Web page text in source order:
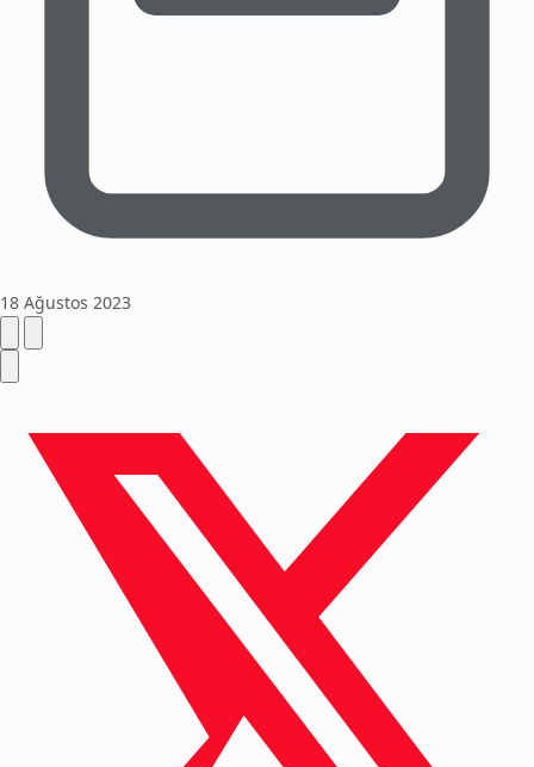
18 Ağustos 2023